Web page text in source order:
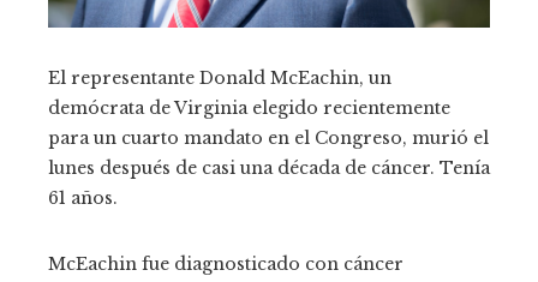
El representante Donald McEachin, un
demócrata de Virginia elegido recientemente
para un cuarto mandato en el Congreso, murió el
lunes después de casi una década de cáncer. Tenía
61 años.
McEachin fue diagnosticado con cáncer